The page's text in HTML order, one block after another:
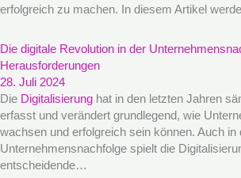
erfolgreich zu machen. In diesem Artikel
Die digitale Revolution in der
Herausforderungen
28. Juli 2024
Die Digitalisierung hat in den letzten Jahren
erfasst und verändert grundlegend, wie
wachsen und erfolgreich sein können. Auch in
Unternehmensnachfolge spielt die
entscheidende…